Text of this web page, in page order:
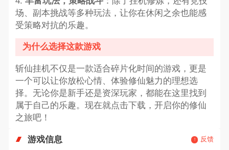
场、副本挑战等多种玩法，让你在休闲之余也能感
受策略对抗的乐趣。
为什么选择这款游戏
斩仙挂机不仅是一款适合碎片化时间的游戏，更是
一个可以让你放松心情、体验修仙魅力的理想选
择。无论你是新手还是资深玩家，都能在这里找到
属于自己的乐趣。现在就点击下载，开启你的修仙
之旅吧！
游戏信息 反馈